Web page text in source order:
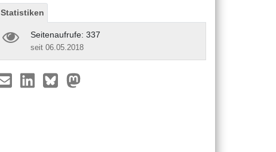
Statistiken
Seitenaufrufe: 337
seit 06.05.2018